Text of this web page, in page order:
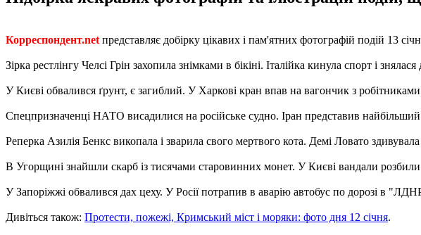
Корреспондент.net представляє добірку цікавих і пам'ятних фотографій подій 13
Зірка рестлінгу Челсі Грін захопила знімками в бікіні. Італійка кинула спорт і
У Києві обвалився ґрунт, є загиблий. У Харкові кран впав на вагончик з
Спецпризначенці НАТО висадилися на російське судно. Іран представив
Реперка Азилія Бенкс викопала і зварила свого мертвого кота. Демі Ловато
В Угорщині знайшли скарб із тисячами старовинних монет. У Києві вандали розбили
У Запоріжжі обвалився дах цеху. У Росії потрапив в аварію автобус по дорозі в
Дивіться також: Протести, пожежі, Кримський міст і моряки: фото дня 12 січня.